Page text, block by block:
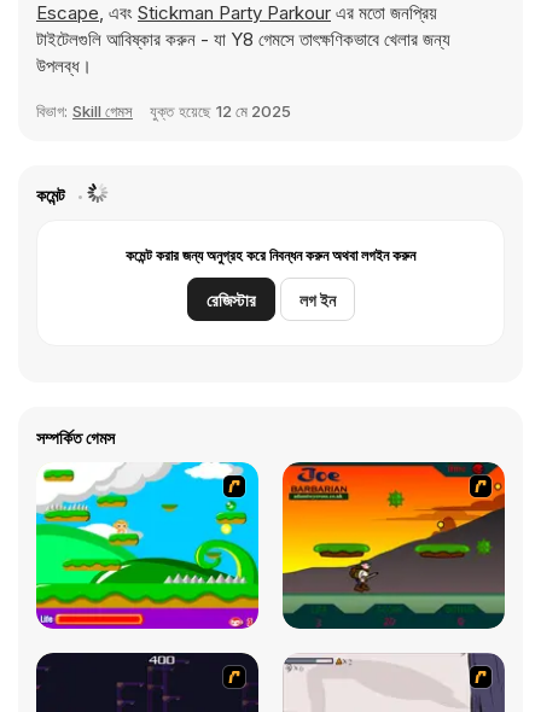
Escape, এবং Stickman Party Parkour এর মতো জনপ্রিয়
টাইটেলগুলি আবিষ্কার করুন - যা Y8 গেমসে তাৎক্ষণিকভাবে খেলার জন্য
উপলব্ধ।
বিভাগ: Skill গেমস যুক্ত হয়েছে 12 মে 2025
কমেন্ট
কমেন্ট করার জন্য অনুগ্রহ করে নিবন্ধন করুন অথবা লগইন করুন
রেজিস্টার লগ ইন
সম্পর্কিত গেমস